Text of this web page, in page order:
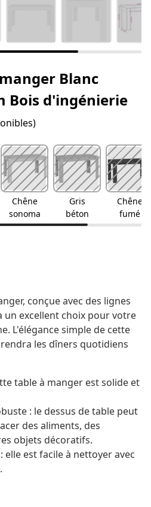
Blanc
Bois d'ingénierie
Chêne
sonoma
Gris
béton
Chêne
fumé
conçue avec des lignes
un excellent choix pour votre
L'élégance simple de cette
les dîners quotidiens
table à manger est solide et
: le dessus de table peut
des aliments, des
objets décoratifs.
elle est facile à nettoyer avec